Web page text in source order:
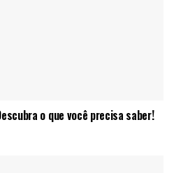
o que você precisa saber!